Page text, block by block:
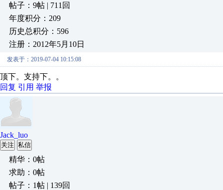
帖子：9帖 | 711回
年度积分：209
历史总积分：596
注册：2012年5月10日
发表于：2019-07-04 10:15:08
顶下。支持下。。
回复 引用 举报
Jack_luo
关注 私信
精华：0帖
求助：0帖
帖子：1帖 | 139回